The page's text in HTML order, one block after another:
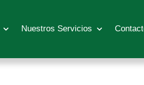
Nuestros Servicios